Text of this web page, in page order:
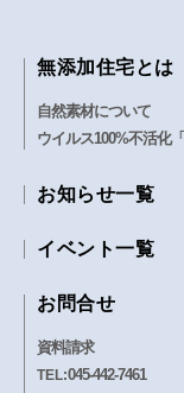
無添加住宅とは
自然素材について
ウイルス100%不活化
お知らせ一覧
イベント一覧
お問合せ
資料請求
TEL:045-442-7461